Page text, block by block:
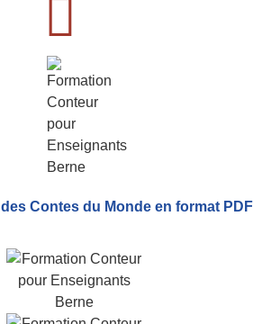
des Contes du Monde en format PDF